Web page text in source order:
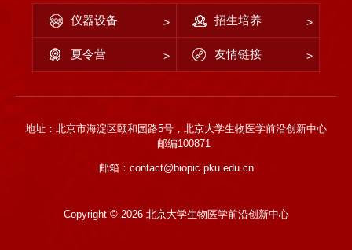
仪器设备 招生培养
夏令营 友情链接
地址：北京市海淀区颐和园路5号，北京大学生物医学前沿创新中心
邮编100871
邮箱：contact@biopic.pku.edu.cn
Copyright © 2026 北京大学生物医学前沿创新中心